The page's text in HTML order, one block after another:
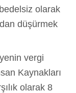
olarak
düşürmek
vergi
Kaynakları
olarak 8